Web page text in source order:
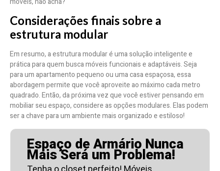
Considerações finais sobre a
estrutura modular
Em resumo, a estrutura modular é uma solução inteligente e
prática para quem busca móveis funcionais e adaptáveis. Seja
para um apartamento pequeno ou uma casa espaçosa, essa
abordagem permite que você aproveite ao máximo cada metro
quadrado. Então, da próxima vez que você estiver pensando em
mobiliar seu espaço, considere as opções modulares. Elas podem
ser a chave para um ambiente mais organizado e estiloso!
Espaço de Armário Nunca
Mais Será um Problema!
Tenha o closet perfeito! Móveis